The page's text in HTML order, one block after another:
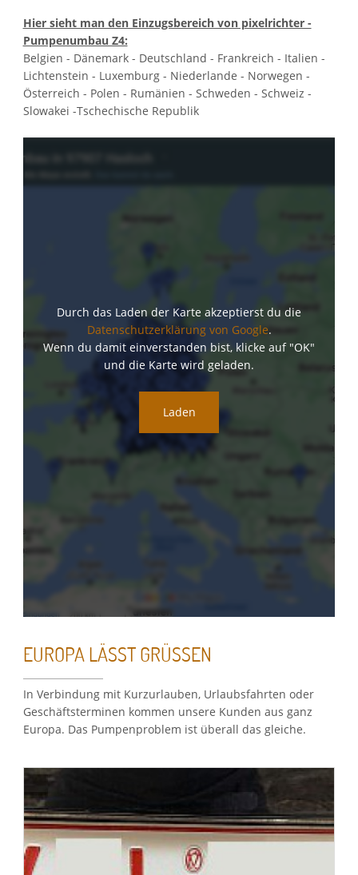
Hier sieht man den Einzugsbereich von pixelrichter -
Pumpenumbau Z4:
Belgien - Dänemark - Deutschland - Frankreich - Italien -
Lichtenstein - Luxemburg - Niederlande - Norwegen -
Österreich - Polen - Rumänien - Schweden - Schweiz -
Slowakei -Tschechische Republik
Durch das Laden der Karte akzeptierst du die
Datenschutzerklärung von Google.
Wenn du damit einverstanden bist, klicke auf "OK"
und die Karte wird geladen.
Laden
EUROPA LÄSST GRÜSSEN
In Verbindung mit Kurzurlauben, Urlaubsfahrten oder
Geschäftsterminen kommen unsere Kunden aus ganz
Europa. Das Pumpenproblem ist überall das gleiche.
Google Maps
Google Analytics